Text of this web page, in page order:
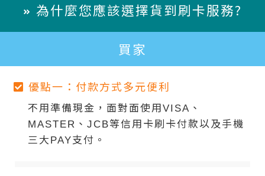
為什麼您應該選擇貨到刷卡服務?
買家
優點一：付款方式多元便利
不用準備現金，面對面使用VISA、
MASTER、JCB等信用卡刷卡付款以及手機
三大PAY支付。